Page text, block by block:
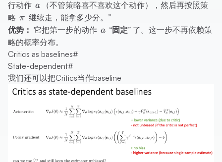
a)
行动作 a
a
（不管策略喜不喜欢这个动作），然后再按照策
略 \pi
π 继续走，能拿多少分。”
优势： 它把第一步的动作 a
a “固定” 了。这一步不再依赖策
略的概率分布。
Critics as baselines#
State-dependent#
我们还可以把Critics当作baseline